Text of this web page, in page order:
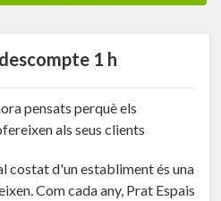
1 h
pensats perquè els
als seus clients
costat d'un establiment és una
Com cada any, Prat Espais